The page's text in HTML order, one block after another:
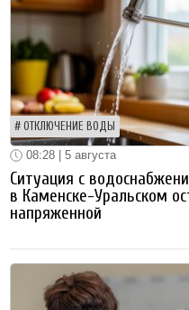
ОТКЛЮЧЕНИЕ ВОДЫ
08:28 | 5 августа
Ситуация с
в Каменске-Уральском
напряженной